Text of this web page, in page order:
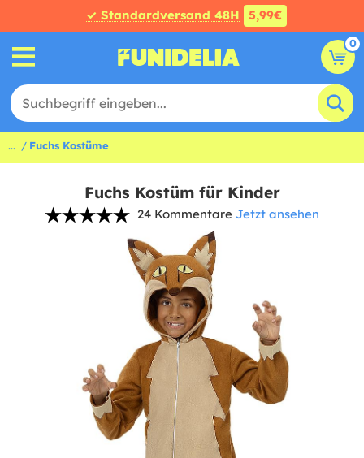
✓ Standardversand 48H 5,99€
0
... Fuchs Kostüme
Fuchs Kostüm für Kinder
24 Kommentare Jetzt ansehen